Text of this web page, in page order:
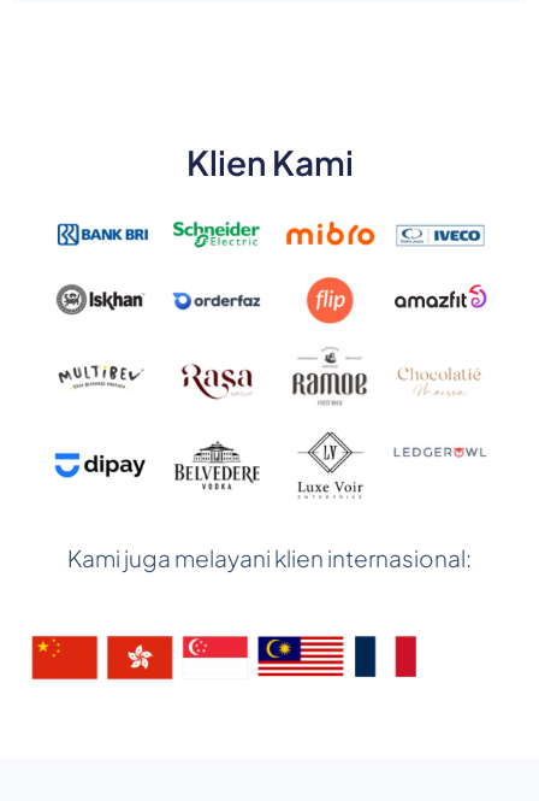
Klien Kami
Kami juga melayani klien internasional: